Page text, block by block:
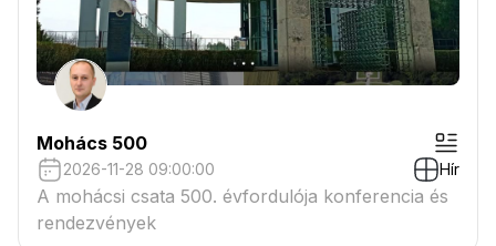
Mohács 500
2026-11-28 09:00:00 Hír
A mohácsi csata 500. évfordulója konferencia és
rendezvények